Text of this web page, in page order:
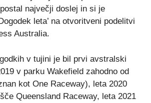
največji doslej in si je
leta’ na otvoritveni podelitvi
Australia.
v tujini je bil prvi avstralski
v parku Wakefield zahodno od
kot One Raceway), leta 2020
Queensland Raceway, leta 2021